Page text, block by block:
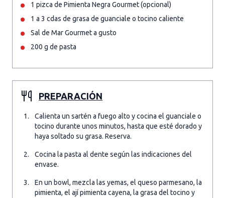
1 pizca de Pimienta Negra Gourmet (opcional)
1 a 3 cdas de grasa de guanciale o tocino caliente
Sal de Mar Gourmet a gusto
200 g de pasta
PREPARACIÓN
Calienta un sartén a fuego alto y cocina el guanciale o
tocino durante unos minutos, hasta que esté dorado y
haya soltado su grasa. Reserva.
Cocina la pasta al dente según las indicaciones del
envase.
En un bowl, mezcla las yemas, el queso parmesano, la
pimienta, el ají pimienta cayena, la grasa del tocino y